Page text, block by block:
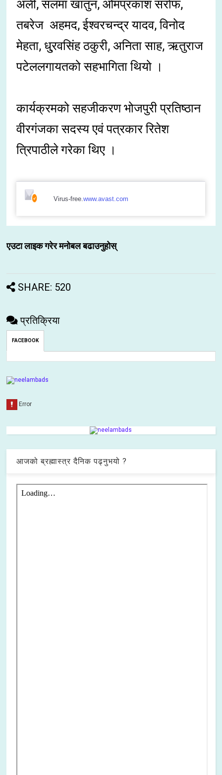
अली, सलमा खातुन, ओमप्रकाश सर्राफ,
तबरेज अहमद, ईश्वरचन्द्र यादव, विनोद
मेहता, धु्रवसिंह ठकुरी, अनिता साह, ऋतुराज
पटेललगायतको सहभागिता थियो ।
कार्यक्रमको सहजीकरण भोजपुरी प्रतिष्ठान
वीरगंजका सदस्य एवं पत्रकार रितेश
त्रिपाठीले गरेका थिए ।
Virus-free.www.avast.com
एउटा लाइक गरेर मनोबल बढाउनुहोस्
SHARE: 520
प्रतिक्रिया
FACEBOOK
आजको ब्रह्मास्त्र दैनिक पढ्नुभयो ?